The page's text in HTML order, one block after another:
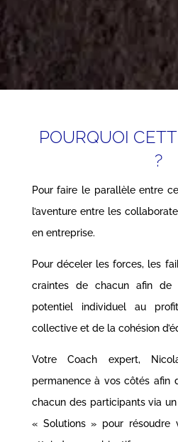
POURQUOI
?
Pour faire le parallèleentre
l’aventure entre les
en entreprise.
Pour déceler les forces, les
craintes de chacun afin
potentiel individuelau
collective et de la cohésion
Votre Coach expert,
permanence à vos côtés afin
chacun des participants via
« Solutions » pour résoudre